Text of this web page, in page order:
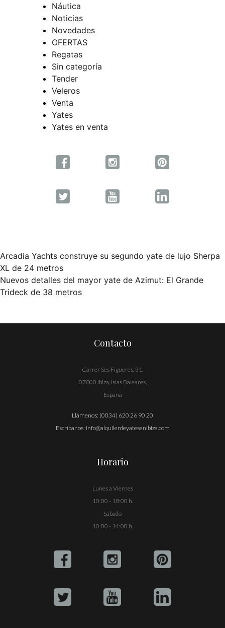
Náutica
Noticias
Novedades
OFERTAS
Regatas
Sin categoría
Tender
Veleros
Venta
Yates
Yates en venta
Navegación
de
Arcadia Yachts construye su segundo yate de lujo Sherpa
XL de 24 metros
Nuevos detalles del mayor yate de Azimut: El Grande
Trideck de 38 metros
Contacto
Carrer Ses Figueres, 31,
07800 Ibiza, Islas Baleares,
España
Llámenos: (0034) 620 26 90 20
Escríbanos: info@alquilerdeyatesenibiza.com
Horario
Lunes a Viernes
10:00 - 18:00 h.
Sábado
10:00 - 14:00 h.